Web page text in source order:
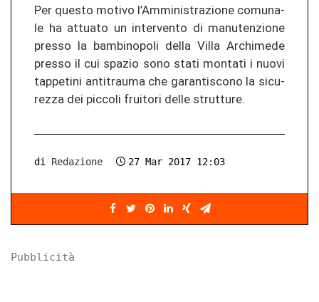
Per ques­to mo­ti­vo l’Am­mi­nis­tra­zio­ne co­mu­na­
le ha at­tua­to un in­ter­ven­to di ma­nu­ten­zio­ne
pres­so la bam­bi­no­po­li della Villa Ar­chi­me­de
pres­so il cui spa­zio sono stati mon­ta­ti i nuovi
tap­pe­ti­ni an­ti­trau­ma che ga­ran­tis­co­no la si­cu­
re­z­za dei pic­co­li frui­to­ri delle strut­tu­re.
di Redazione 27 Mar 2017 12:03
Pubblicità